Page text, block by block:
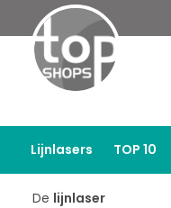
Lijnlasers TOP 10
De lijnlaser